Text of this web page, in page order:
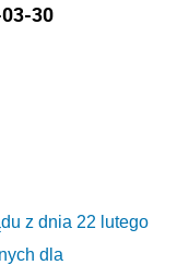
30
z dnia 22 lutego
dla